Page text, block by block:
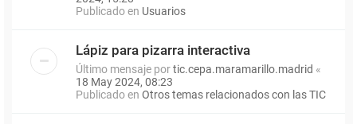
Publicado en Usuarios
Lápiz para pizarra interactiva
Último mensaje portic.cepa.maramarillo.madrid «
18 May 2024, 08:23
Publicado en Otros temas relacionados con las TIC